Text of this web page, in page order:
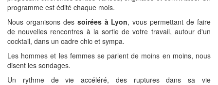
programme est édité chaque mois.
Nous organisons des soirées à Lyon, vous permettant de faire
de nouvelles rencontres à la sortie de votre travail, autour d'un
cocktail, dans un cadre chic et sympa.
Les hommes et les femmes se parlent de moins en moins, nous
disent les sondages.
Un rythme de vie accéléré, des ruptures dans sa vie